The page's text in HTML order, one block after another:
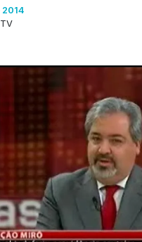
2014